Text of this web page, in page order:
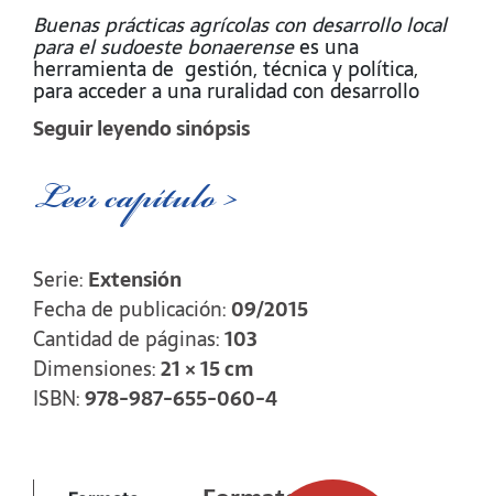
Buenas prácticas agrícolas con desarrollo local
para el sudoeste bonaerensees una
herramienta de gestión, técnica y política,
para acceder a una ruralidad con desarrollo
local y endógeno, en el sudoeste bonaerense.
buenas prácticas agrícolas (BPA), alcancen un
perfil que atienda necesidades de toda la
globales de seguridad alimentaria y ambiental.
Se exponen tres módulos o capítulos bien
diferenciados, pero complementarios. El
primero de ellos tiene una impronta de
historia y presente, anticipando un diagnóstico
de la cuestión rural en el sudoeste
bonaerense. En el segundo se esbozan los
último, es un desarrollo preliminar de una
Seguir leyendo sinópsis
Leer capítulo >
Serie: Extensión
Fecha de publicación:09/2015
Cantidad de páginas:103
Dimensiones:21 × 15 cm
ISBN:978-987-655-060-4